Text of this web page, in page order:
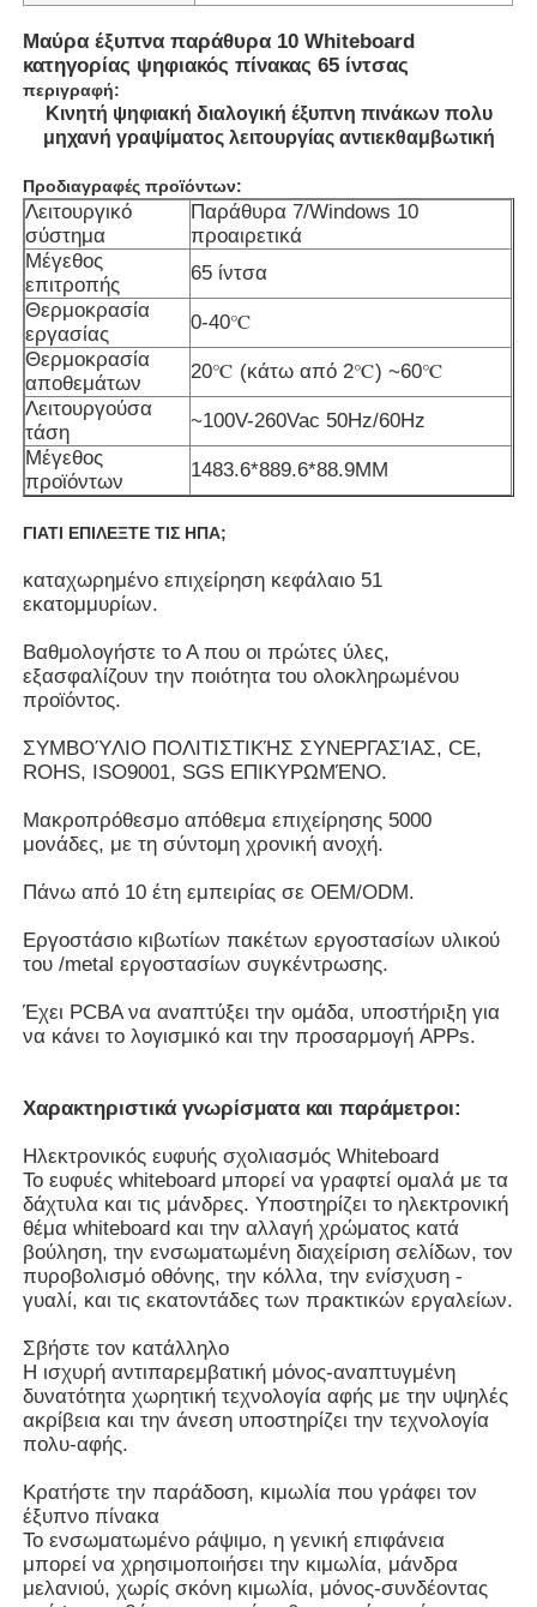
Αρχική Σελίδα
Προϊόντα
Βίντεο
Σχετικά με εμάς
Γύρος εργοστασίων
Ποιοτικός έλεγχος
επαφή
Ζητήστε ένα απόσπασμα
Διαλογικός ψηφιακός πίνακας
Διαλογική επίδειξη αιθουσών συνεδριάσεων
Ψηφιακός διαλογικός έξυπνος πίνακας
Κάθετο ψηφιακό σύστημα σηματοδότησης
Πάτωμα που στέκεται το διαλογικό περίπτερο
διαλογική επίπεδη οθόνη
Οριζόντιο περίπτερο οθόνης αφής
Μαύρα έξυπνα παράθυρα 10 Whiteboard
κατηγορίας ψηφιακός πίνακας 65 ίντσας
περιγραφή:
Κινητή ψηφιακή διαλογική έξυπνη πινάκων πολυ
μηχανή γραψίματος λειτουργίας αντιεκθαμβωτική
Προδιαγραφές προϊόντων:
Λειτουργικό
σύστημα
Παράθυρα 7/Windows 10
προαιρετικά
Μέγεθος
επιτροπής
65 ίντσα
Θερμοκρασία
εργασίας
0-40℃
Θερμοκρασία
αποθεμάτων
20℃ (κάτω από 2℃) ~60℃
Λειτουργούσα
τάση
~100V-260Vac 50Hz/60Hz
Μέγεθος
προϊόντων
1483.6*889.6*88.9MM
ΓΙΑΤΙ ΕΠΙΛΕΞΤΕ ΤΙΣ ΗΠΑ;
καταχωρημένο επιχείρηση κεφάλαιο 51
εκατομμυρίων.
Βαθμολογήστε το Α που οι πρώτες ύλες,
εξασφαλίζουν την ποιότητα του ολοκληρωμένου
προϊόντος.
ΣΥΜΒΟΎΛΙΟ ΠΟΛΙΤΙΣΤΙΚΉΣ ΣΥΝΕΡΓΑΣΊΑΣ, CE,
ROHS, ISO9001, SGS ΕΠΙΚΥΡΩΜΈΝΟ.
Μακροπρόθεσμο απόθεμα επιχείρησης 5000
μονάδες, με τη σύντομη χρονική ανοχή.
Πάνω από 10 έτη εμπειρίας σε OEM/ODM.
Εργοστάσιο κιβωτίων πακέτων εργοστασίων υλικού
του /metal εργοστασίων συγκέντρωσης.
Έχει PCBA να αναπτύξει την ομάδα, υποστήριξη για
να κάνει το λογισμικό και την προσαρμογή APPs.
Χαρακτηριστικά γνωρίσματα και παράμετροι:
Ηλεκτρονικός ευφυής σχολιασμός Whiteboard
Το ευφυές whiteboard μπορεί να γραφτεί ομαλά με τα
δάχτυλα και τις μάνδρες. Υποστηρίζει το ηλεκτρονική
θέμα whiteboard και την αλλαγή χρώματος κατά
βούληση, την ενσωματωμένη διαχείριση σελίδων, τον
πυροβολισμό οθόνης, την κόλλα, την ενίσχυση -
γυαλί, και τις εκατοντάδες των πρακτικών εργαλείων.
Σβήστε τον κατάλληλο
Η ισχυρή αντιπαρεμβατική μόνος-αναπτυγμένη
δυνατότητα χωρητική τεχνολογία αφής με την υψηλές
ακρίβεια και την άνεση υποστηρίζει την τεχνολογία
πολυ-αφής.
Κρατήστε την παράδοση, κιμωλία που γράφει τον
έξυπνο πίνακα
Το ενσωματωμένο ράψιμο, η γενική επιφάνεια
μπορεί να χρησιμοποιήσει την κιμωλία, μάνδρα
μελανιού, χωρίς σκόνη κιμωλία, μόνος-συνδέοντας